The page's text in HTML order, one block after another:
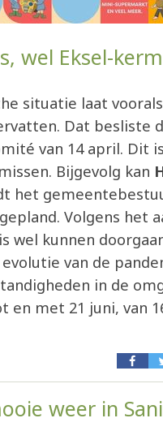
wel Eksel-
situatie laat
Dat besliste
van 14 april. Dit
Bijgevolg kan
het
gepland. Volgens het
wel kunnen
van de
in de
en met 21 juni, van
weer in